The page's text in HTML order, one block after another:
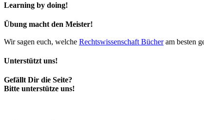
Learning by doing!
Übung macht den Meister!
Wir sagen euch, welche Rechtswissenschaft Bücheram besten
Unterstützt uns!
Gefällt Dir die Seite?
Bitte unterstütze uns!